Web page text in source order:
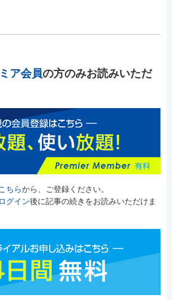
ア会員の方のみお読みいただ
こちらから、ご登録ください。
ログイン後に記事の続きをお読みいただけま